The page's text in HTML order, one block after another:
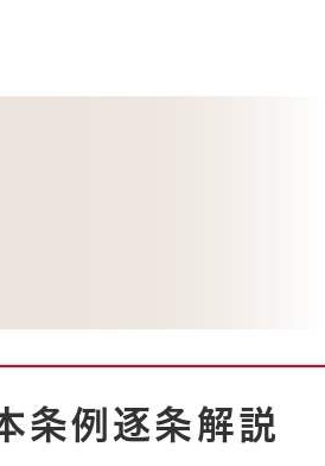
福祉・介護
職員採用情報
条例逐条解説